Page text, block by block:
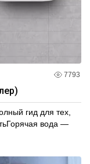
7793
гид для тех,
вода —